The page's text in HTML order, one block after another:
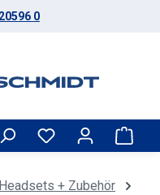
0
Headsets + Zubehör